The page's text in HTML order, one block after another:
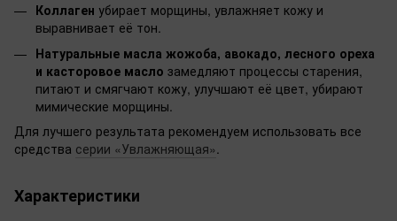
Коллаген убирает морщины, увлажняет кожу и
выравнивает её тон.
Натуральные масла жожоба, авокадо, лесного ореха
и касторовое масло замедляют процессы старения,
питают и смягчают кожу, улучшают её цвет, убирают
мимические морщины.
Для лучшего результата рекомендуем использовать все
средства серии «Увлажняющая».
Характеристики